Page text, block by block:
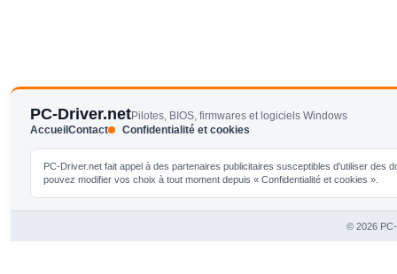
PC-Driver.netPilotes, BIOS, firmwares et logiciels Windows
AccueilContact Confidentialité et cookies
PC-Driver.net fait appel à des partenaires publicitaires susceptibles d'utiliser
pouvez modifier vos choix à tout moment depuis « Confidentialité et cookies ».
© 2026